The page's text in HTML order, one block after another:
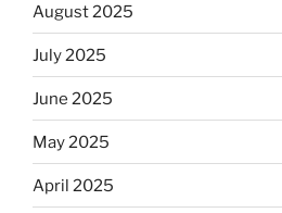
August 2025
July 2025
June 2025
May 2025
April 2025